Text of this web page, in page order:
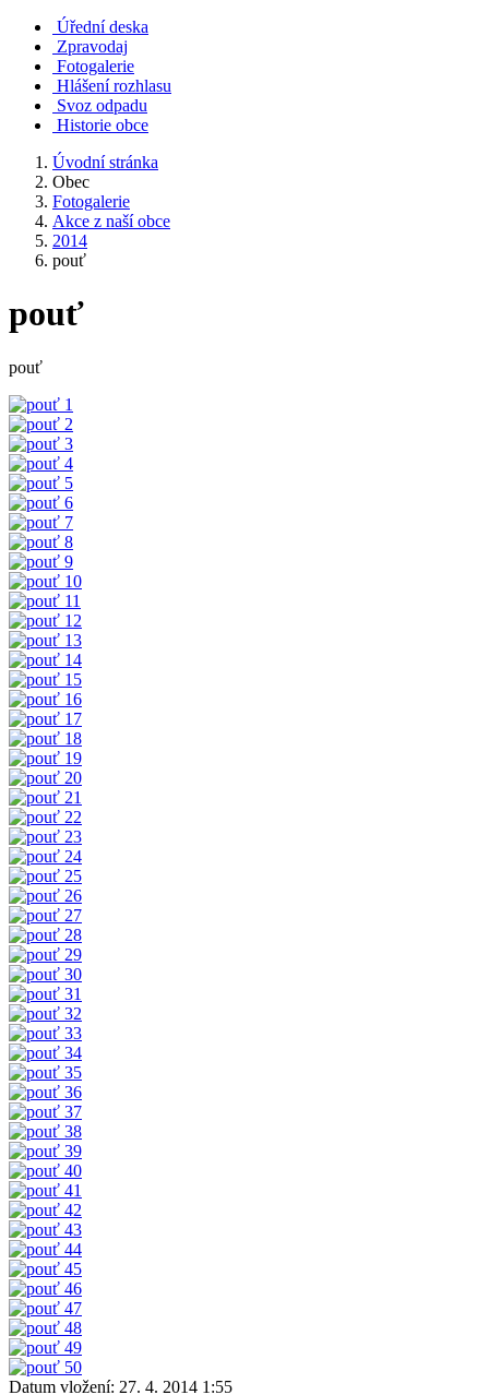
Úřední deska
Zpravodaj
Fotogalerie
Hlášení rozhlasu
Svoz odpadu
Historie obce
Úvodní stránka
Obec
Fotogalerie
Akce z naší obce
2014
pouť
pouť
pouť
Datum vložení: 27. 4. 2014 1:55